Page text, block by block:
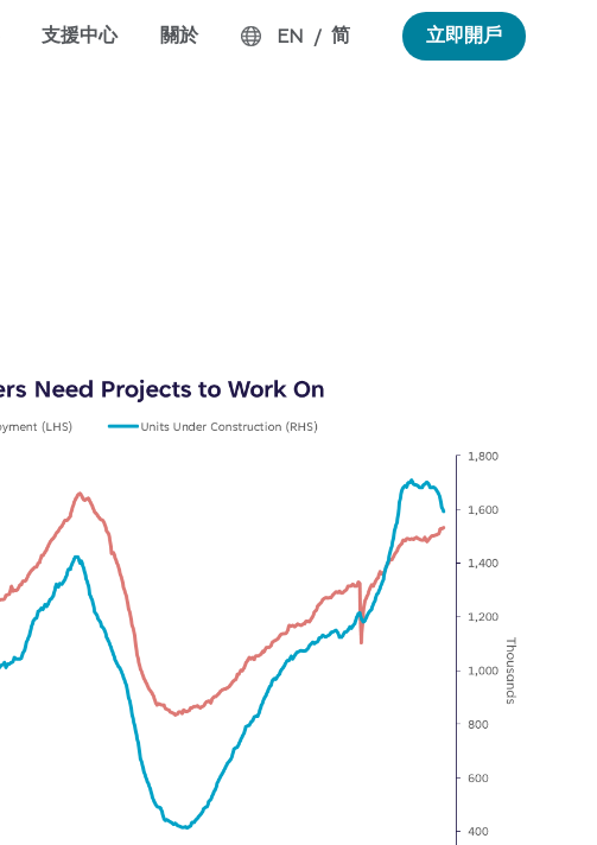
支援中心 關於 EN / 简 立即開戶